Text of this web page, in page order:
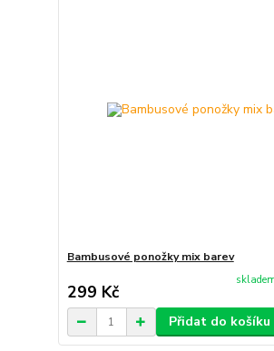
Bambusové ponožky mix barev
299 Kč
Přidat do košíku